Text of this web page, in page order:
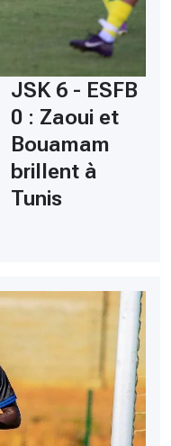
JSK 6 - ESFB
0 : Zaoui et
Bouamam
brillent à
Tunis